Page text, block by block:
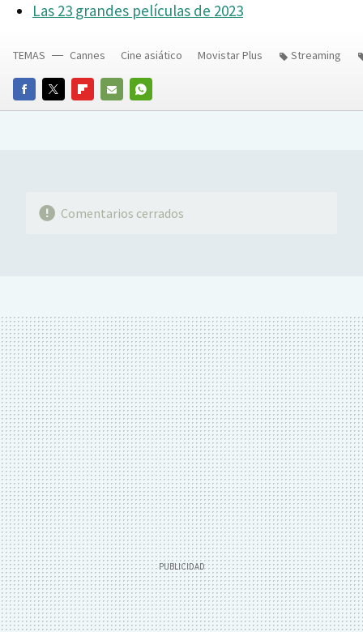
Las 23 grandes películas de 2023
FACEBOOKTWITTERFLIPBOARD
E-
WHATSAPP
TEMAS Cannes Cine asiático Movistar Plus Streaming
Comentarios cerrados